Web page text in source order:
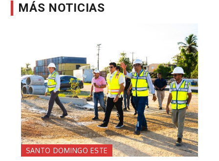
MÁS NOTICIAS
SANTO DOMINGO ESTE